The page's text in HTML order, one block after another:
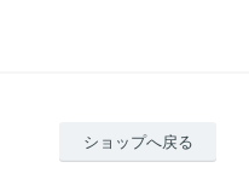
ショップへ戻る